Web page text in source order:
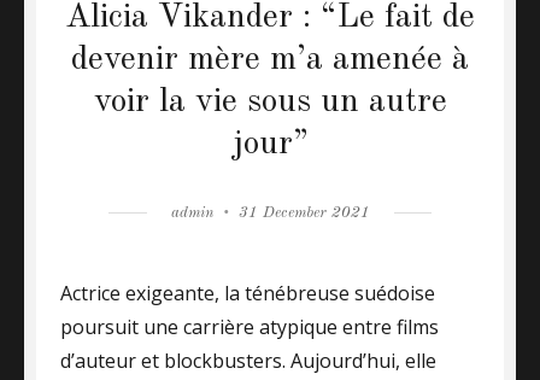
Alicia Vikander : “Le fait de
devenir mère m’a amenée à
voir la vie sous un autre
jour”
Author
admin
Posted
31 December 2021
Actrice exigeante, la ténébreuse suédoise
poursuit une carrière atypique entre films
d’auteur et blockbusters. Aujourd’hui, elle